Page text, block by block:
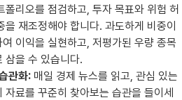
폴리오를 점검하고, 투자 목표와 위험 허
재조정해야 합니다. 과도하게 비중이
이익을 실현하고, 저평가된 우량 종목
삼을 수 있습니다.
관화: 매일 경제 뉴스를 읽고, 관심 있는
자료를 꾸준히 찾아보는 습관을 들이세